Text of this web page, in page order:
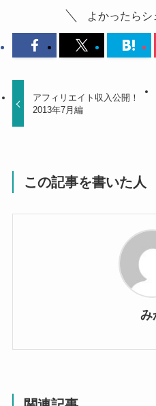
よかったらシ
アフィリエイト収入公開！
2013年7月編
この記事を書いた人
み